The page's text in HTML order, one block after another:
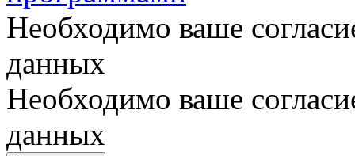
Необходимо ваше
данных
Необходимо ваше
данных